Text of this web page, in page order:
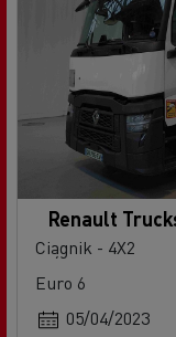
Renault
Ciągnik - 4X2
Euro 6
05/04/2023